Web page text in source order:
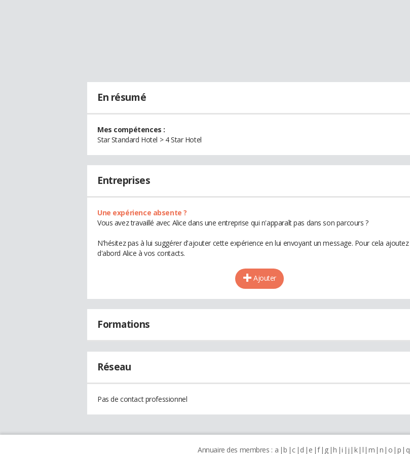
En résumé
Mes compétences :
Star Standard Hotel > 4 Star Hotel
Entreprises
Une expérience absente ?
Vous avez travaillé avec Alice dans une entreprise qui n'apparaît pas dans son parcours ?
N'hésitez pas à lui suggérer d'ajouter cette expérience en lui envoyant un message. Pour cela ajoutez
d'abord Alice à vos contacts.
Ajouter
Formations
Réseau
Pas de contact professionnel
Annuaire des membres : a b c d e f g h i j k l m n o p q